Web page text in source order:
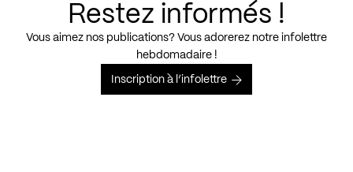
Restez informés !
Vous aimez nos publications? Vous adorerez notre infolettre
hebdomadaire !
Inscription à l’infolettre